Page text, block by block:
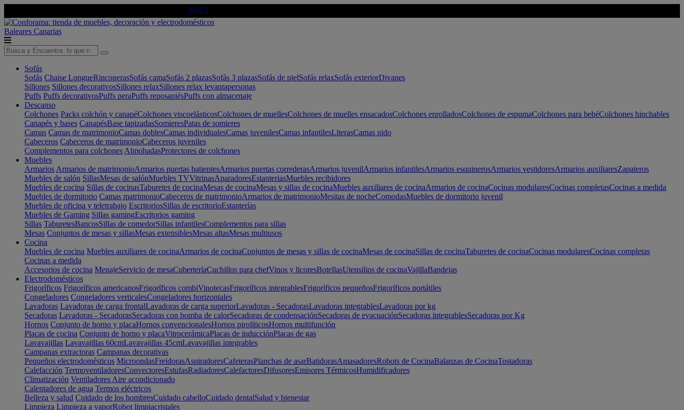
AQUÍ
Baleares Canarias
Sofás
Sofás Chaise LongueRinconerasSofás camaSofás 2 plazasSofás 3 plazasSofás de pielSofás relaxSofás exteriorDivanes
Sillones Sillones decorativosSillones relaxSillones relax levantapersonas
Puffs Puffs decorativosPuffs peraPuffs reposapiésPuffs con almacenaje
Descanso
Colchones Packs colchón y canapéColchones viscoelásticosColchones de muellesColchones de muelles ensacadosColchones enrolladosColchones de espumaColchones para bebéColchones hinchables
Canapés y bases CanapésBase tapizadasSomieresPatas de somieres
Camas Camas de matrimonioCamas doblesCamas individualesCamas juvenilesCamas infantilesLiterasCamas nido
Cabeceros Cabeceros de matrimonioCabeceros juveniles
Complementos para colchones AlmohadasProtectores de colchones
Muebles
Armarios Armarios de matrimonioArmarios puertas batientesArmarios puertas correderasArmarios juvenilArmarios infantilesArmarios esquinerosArmarios vestidoresArmarios auxiliaresZapateros
Muebles de salón SillasMesas de salónMuebles TVVitrinasAparadoresEstanteriasMuebles recibidores
Muebles de cocina Sillas de cocinasTaburetes de cocinaMesas de cocinaMesas y sillas de cocinaMuebles auxiliares de cocinaArmarios de cocinaCocinas modularesCocinas completasCocinas a medida
Muebles de dormitorio Camas matrimonioCabeceros de matrimonioArmarios de matrimonioMesitas de nocheComodasMuebles de dormitorio juvenil
Muebles de oficina y teletrabajo EscritoriosSillas de escritorioEstanterías
Muebles de Gaming Sillas gamingEscritorios gaming
Sillas TaburetesBancosSillas de comedorSillas infantilesComplementos para sillas
Mesas Conjuntos de mesas y sillasMesas extensiblesMesas altasMesas multiusos
Cocina
Muebles de cocina Muebles auxiliares de cocinaArmarios de cocinaConjuntos de mesas y sillas de cocinaMesas de cocinaSillas de cocinaTaburetes de cocinaCocinas modularesCocinas completas
Cocinas a medida
Accesorios de cocina MenajeServicio de mesaCuberteríaCuchillos para chefVinos y licoresBotellasUtensilios de cocinaVajillaBandejas
Electrodomésticos
Frigoríficos Frigoríficos americanosFrigoríficos combiVinotecasFrigoríficos integrablesFrigoríficos pequeñosFrigoríficos portátiles
Congeladores Congeladores verticalesCongeladores horizontales
Lavadoras Lavadoras de carga frontalLavadoras de carga superiorLavadoras - SecadorasLavadoras integrablesLavadoras por kg
Secadoras Lavadoras - SecadorasSecadoras con bomba de calorSecadoras de condensaciónSecadoras de evacuaciónSecadoras integrablesSecadoras por Kg
Hornos Conjunto de horno y placaHornos convencionalesHornos pirolíticosHornos multifunción
Placas de cocina Conjunto de horno y placaVitrocerámicaPlacas de inducciónPlacas de gas
Lavavajillas Lavavajillas 60cmLavavajillas 45cmLavavajillas integrables
Campanas extractoras Campanas decorativas
Pequeños electrodomésticos MicroondasFreidorasAspiradoresCafeterasPlanchas de asarBatidorasAmasadoresRobots de CocinaBalanzas de CocinaTostadoras
Calefacción TermoventiladoresConvectoresEstufasRadiadoresCalefactoresDifusoresEmisores TérmicosHumidificadores
Climatización Ventiladores Aire acondicionado
Calentadores de agua Termos eléctricos
Belleza y salud Cuidado de los hombresCuidado cabelloCuidado dentalSalud y bienestar
Limpieza Limpieza a vaporRobot limpiacristales